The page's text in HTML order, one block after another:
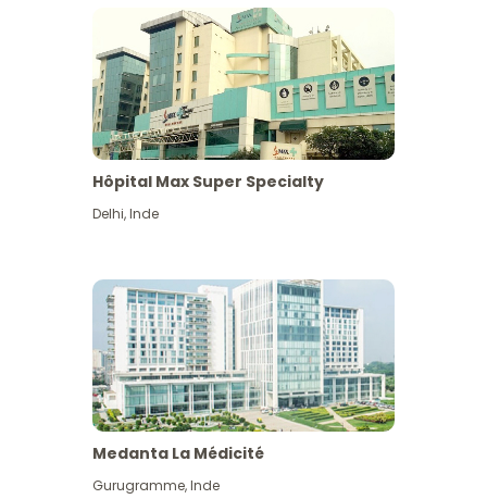
Hôpital Max Super Specialty
Delhi,Inde
Medanta La Médicité
Gurugramme,Inde